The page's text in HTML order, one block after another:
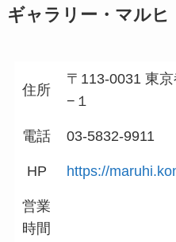
ギャラリー・マルヒ
住所
〒113-0031 東
−１
電話 03-5832-9911
HP https://
営業
時間